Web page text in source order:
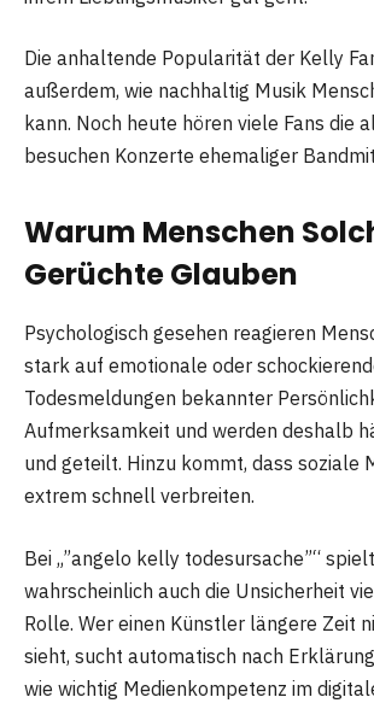
Die anhaltende Popularität der Kelly
außerdem, wie nachhaltig Musik
kann. Noch heute hören viele Fans die
besuchen Konzerte ehemaliger
Warum Menschen
Gerüchte Glauben
Psychologisch gesehen reagieren
stark auf emotionale oder
Todesmeldungen bekannter
Aufmerksamkeit und werden deshalb
und geteilt. Hinzu kommt, dass soziale
extrem schnell verbreiten.
Bei „”angelo kelly todesursache”“
wahrscheinlich auch die Unsicherheit
Rolle. Wer einen Künstler längere Zeit
sieht, sucht automatisch nach
wie wichtig Medienkompetenz im